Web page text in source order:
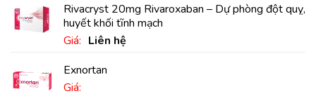
Rivacryst 20mg Rivaroxaban – Dự phòng đột quỵ,
huyết khối tĩnh mạch
Giá: Liên hệ
Exnortan
Giá: